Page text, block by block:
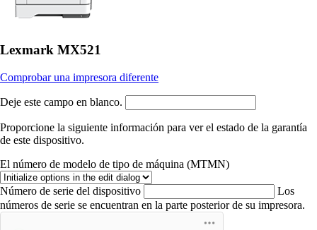
Lexmark MX521
Comprobar una impresora diferente
Deje este campo en blanco.
Proporcione la siguiente información para ver el estado de la garantía
de este dispositivo.
El número de modelo de tipo de máquina (MTMN)
Número de serie del dispositivo
Los
números de serie se encuentran en la parte posterior de su impresora.